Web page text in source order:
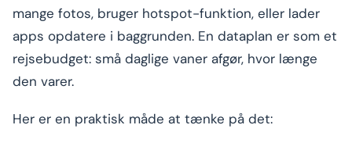
mange fotos, bruger hotspot-funktion, eller lader
apps opdatere i baggrunden. En dataplan er som et
rejsebudget: små daglige vaner afgør, hvor længe
den varer.
Her er en praktisk måde at tænke på det: